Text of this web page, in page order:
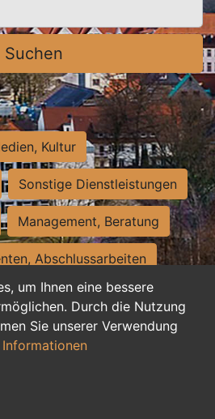
um Ihnen eine bessere
Durch die Nutzung
Sie unserer Verwendung
Suchen
Kultur
Sonstige Dienstleistungen
Management, Beratung
Abschlussarbeiten
Sekretariat
Nebenjobs
duale Ausbildung